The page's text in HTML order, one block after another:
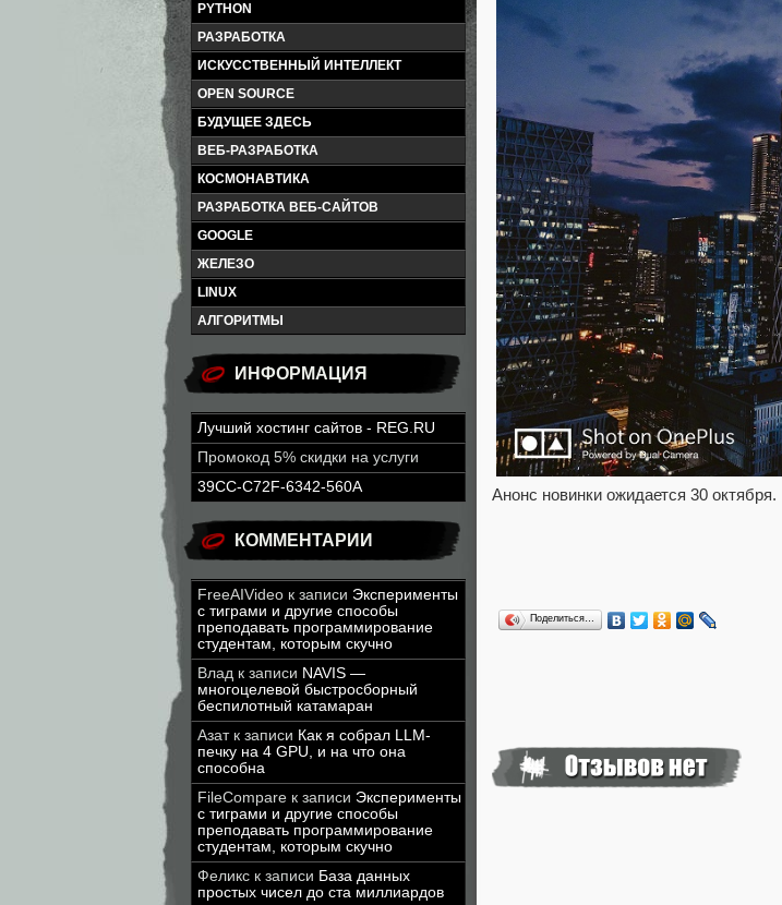
PYTHON
РАЗРАБОТКА
ИСКУССТВЕННЫЙ ИНТЕЛЛЕКТ
OPEN SOURCE
БУДУЩЕЕ ЗДЕСЬ
ВЕБ-РАЗРАБОТКА
КОСМОНАВТИКА
РАЗРАБОТКА ВЕБ-САЙТОВ
GOOGLE
ЖЕЛЕЗО
LINUX
АЛГОРИТМЫ
ИНФОРМАЦИЯ
Лучший хостинг сайтов - REG.RU
Промокод 5% скидки на услуги
39CC-C72F-6342-560A
КОММЕНТАРИИ
FreeAIVideo к записи Эксперименты
с тиграми и другие способы
преподавать программирование
студентам, которым скучно
Влад к записи NAVIS —
многоцелевой быстросборный
беспилотный катамаран
Азатк записи Как я собрал LLM-
печку на 4 GPU, и на что она
способна
FileCompare к записи Эксперименты
с тиграми и другие способы
преподавать программирование
студентам, которым скучно
Феликс к записи База данных
простых чисел до ста миллиардов
Анонс новинки ожидается 30 октября.
Поделиться…